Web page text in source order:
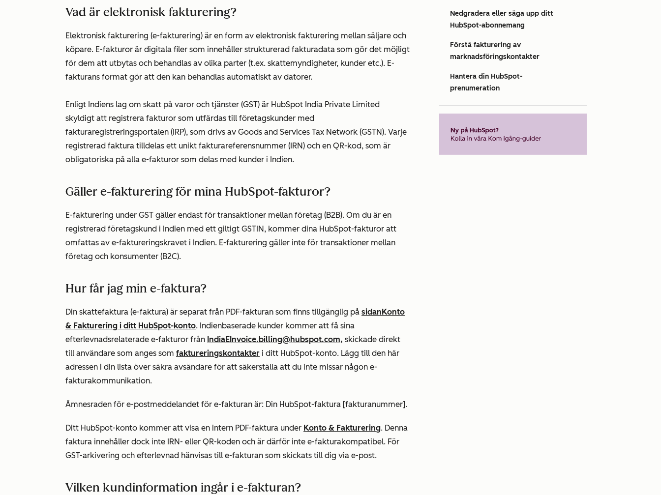
Vad är elektronisk fakturering?
Elektronisk fakturering (e-fakturering) är en form av elektronisk fakturering mellan säljare och
köpare. E-fakturor är digitala filer som innehåller strukturerad fakturadata som gör det möjligt
för dem att utbytas och behandlas av olika parter (t.ex. skattemyndigheter, kunder etc.). E-
fakturans format gör att den kan behandlas automatiskt av datorer.
Enligt Indiens lag om skatt på varor och tjänster (GST) är HubSpot India Private Limited
skyldigt att registrera fakturor som utfärdas till företagskunder med
fakturaregistreringsportalen (IRP), som drivs av Goods and Services Tax Network (GSTN). Varje
registrerad faktura tilldelas ett unikt fakturareferensnummer (IRN) och en QR-kod, som är
obligatoriska på alla e-fakturor som delas med kunder i Indien.
Gäller e-fakturering för mina HubSpot-fakturor?
E-fakturering under GST gäller endast för transaktioner mellan företag (B2B). Om du är en
registrerad företagskund i Indien med ett giltigt GSTIN, kommer dina HubSpot-fakturor att
omfattas av e-faktureringskravet i Indien. E-fakturering gäller inte för transaktioner mellan
företag och konsumenter (B2C).
Hur får jag min e-faktura?
Din skattefaktura (e-faktura) är separat från PDF-fakturan som finns tillgänglig på sidanKonto
& Fakturering i ditt HubSpot-konto. Indienbaserade kunder kommer att få sina
efterlevnadsrelaterade e-fakturor från IndiaEInvoice.billing@hubspot.com, skickade direkt
till användare som anges som faktureringskontakter i ditt HubSpot-konto. Lägg till den här
adressen i din lista över säkra avsändare för att säkerställa att du inte missar någon e-
fakturakommunikation.
Ämnesraden för e-postmeddelandet för e-fakturan är: Din HubSpot-faktura [fakturanummer].
Ditt HubSpot-konto kommer att visa en intern PDF-faktura under Konto & Fakturering. Denna
faktura innehåller dock inte IRN- eller QR-koden och är därför inte e-fakturakompatibel. För
GST-arkivering och efterlevnad hänvisas till e-fakturan som skickats till dig via e-post.
Vilken kundinformation ingår i e-fakturan?
Nedgradera eller säga upp ditt
HubSpot-abonnemang
Förstå fakturering av
marknadsföringskontakter
Hantera din HubSpot-
prenumeration